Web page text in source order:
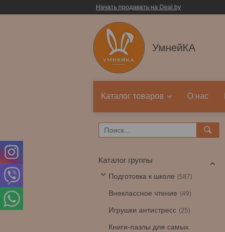
Начать продавать на Deal.by
УмнейКА
Каталог товаров О нас
Каталог группы
Подготовка к школе 587
Внеклассное чтение 49
Игрушки антистресс 25
Книги-пазлы для самых